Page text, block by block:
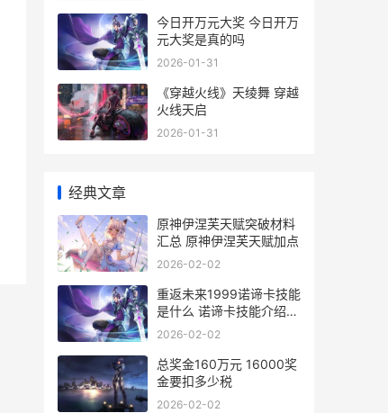
今日开万元大奖 今日开万
元大奖是真的吗
2026-01-31
《穿越火线》天绫舞 穿越
火线天启
2026-01-31
经典文章
原神伊涅芙天赋突破材料
汇总 原神伊涅芙天赋加点
2026-02-02
重返未来1999诺谛卡技能
是什么 诺谛卡技能介绍一
览 重返未来1999画师
2026-02-02
总奖金160万元 16000奖
金要扣多少税
2026-02-02